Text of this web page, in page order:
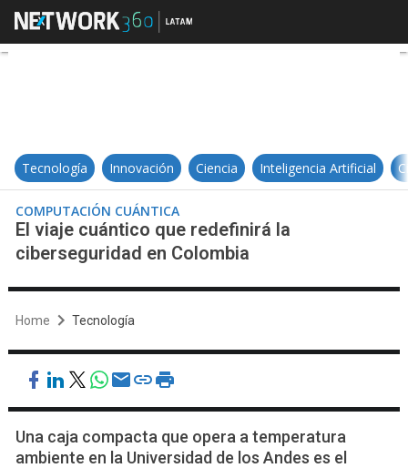
El viaje cuántico que redefinirá
Tecnología Innovación Ciencia Inteligencia Artificial
COMPUTACIÓN CUÁNTICA
El viaje cuántico que redefinirá la
ciberseguridad en Colombia
Home Tecnología
Una caja compacta que opera a temperatura
ambiente en la Universidad de los Andes es el